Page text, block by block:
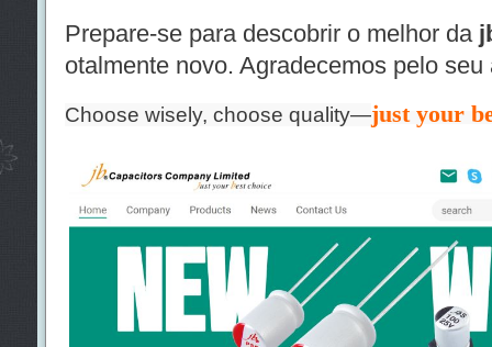
Prepare-se para descobrir o melhor da
otalmente novo. Agradecemos pelo
Choose wisely, choose quality—just your